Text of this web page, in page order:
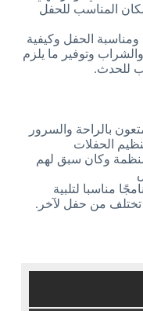
المناسب للحفل
الحفل وكيفية
وتوفير ما يلزم
للحدث.
بالراحة والسرور
الحفلات
وكان سبق لهم
مناسبا لتلبية
تختلف من حفل لآخر.